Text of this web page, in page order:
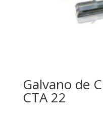
Galvano de
CTA 22